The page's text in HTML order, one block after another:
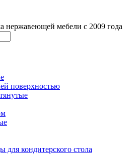
нержавеющей мебели с 2009 года
поверхностью
кондитерского стола